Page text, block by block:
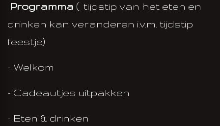
Programma ( tijdstip van het eten en
drinken kan veranderen i.v.m. tijdstip
feestje)
- Welkom
- Cadeautjes uitpakken
- Eten & drinken